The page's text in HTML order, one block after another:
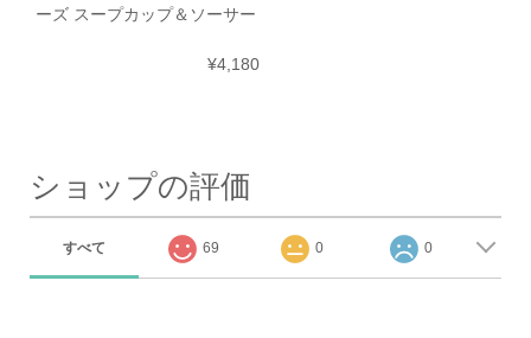
ーズ スープカップ＆ソーサー
¥4,180
ショップの評価
すべて 69 0 0